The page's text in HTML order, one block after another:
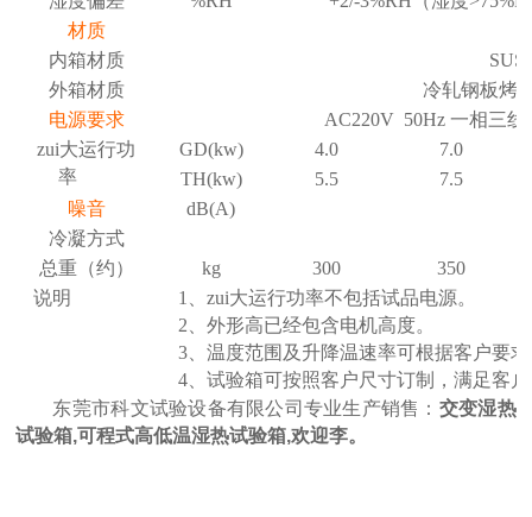
材质
内箱材质
外箱材质
冷轧钢板烤
电源要求
AC220V 50Hz 一相
zui大运行功
率
GD(kw) 4.0
7.0
TH(kw)
5.5
7.5
噪音
dB(A)
冷凝方式
总重（约）
kg 300
350
说明
1、zui大运行功率不包括试品电源。
2、外形高已经包含电机高度。
3、温度范围及升降温速率可根据客户要
4、试验箱可按照客户尺寸订制，满足客
东莞市科文试验设备有限公司专业生产销售： 交变湿热
试验箱,可程式高低温湿热试验箱,欢迎李。